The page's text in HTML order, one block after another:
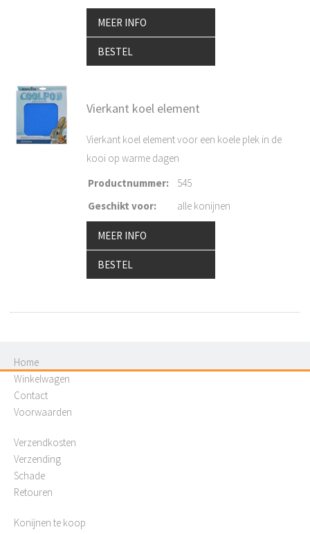
MEER INFO
BESTEL
Vierkant koel element
Vierkant koel element voor een koele plek in de
kooi op warme dagen
Productnummer:
545
Geschikt voor: alle konijnen
MEER INFO
BESTEL
Home
Winkelwagen
Contact
Voorwaarden
Verzendkosten
Verzending
Schade
Retouren
Konijnen te koop